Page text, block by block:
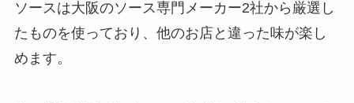
ソースは大阪のソース専門メーカー2社から厳選し
たものを使っており、他のお店と違った味が楽し
めます。